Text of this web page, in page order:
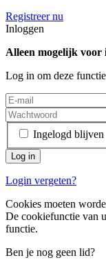
Registreer nu
Inloggen
Alleen mogelijk voor
Log in om deze
Ingelogd blijven
Login vergeten?
Cookies moeten
De cookiefunctie van
functie.
Ben je nog geen lid?